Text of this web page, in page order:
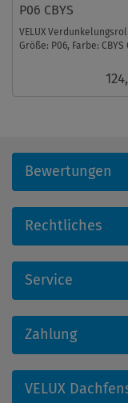
P06 CBYS
VELUX
Größe: P06, Farbe:
Bewertungen
Rechtliches
Service
Zahlung
VELUX